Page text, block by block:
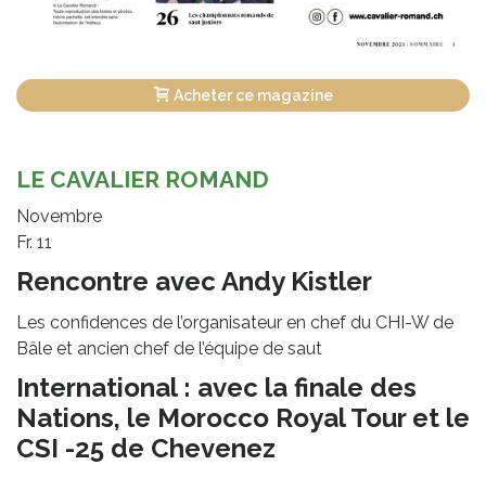
Acheter ce magazine
LE CAVALIER ROMAND
Novembre
Fr. 11
Rencontre avec Andy Kistler
Les confidences de l’organisateur en chef du CHI-W de
Bâle et ancien chef de l’équipe de saut
International : avec la finale des
Nations, le Morocco Royal Tour et le
CSI -25 de Chevenez